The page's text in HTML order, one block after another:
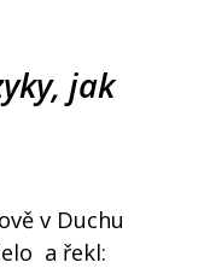
jak
v Duchu
a řekl: